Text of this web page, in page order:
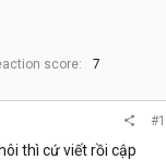
score
7
#1
thì cứ viết rồi cập